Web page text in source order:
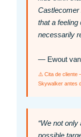
that a feeling
necessarily
— Ewout
⚠️ Cita de cliente
Skywalker antes
“We not